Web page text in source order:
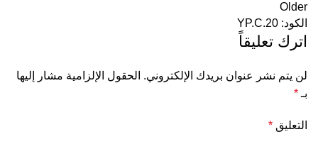
Older
الكود: YP.C.20
اترك تعليقاً
لن يتم نشر عنوان بريدك الإلكتروني. الحقول الإلزامية مشار إليها
بـ *
التعليق *